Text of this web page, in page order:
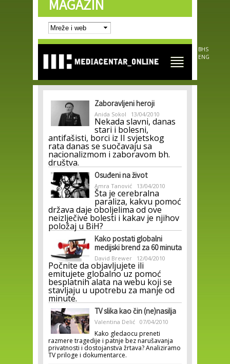
Skip to
main
content
MAGAZIN
BHS
ENG
Zaboravljeni heroji
Anida Sokol 13/04/2010
Nekada slavni, danas
stari i bolesni,
antifašisti, borci iz II svjetskog
rata danas se suočavaju sa
nacionalizmom i zaboravom bh.
društva.
Osuđeni na život
Amra Tanović 13/04/2010
Šta je cerebralna
paraliza, kakvu pomoć
država daje oboljelima od ove
neizlječive bolesti i kakav je njihov
položaj u BiH?
Kako postati globalni
medijski brend za 60 minuta
David Brewer 12/04/2010
Počnite da objavljujete ili
emitujete globalno uz pomoć
besplatnih alata na webu koji se
stavljaju u upotrebu za manje od
minute.
TV slika kao čin (ne)nasilja
Valentina Delić 07/04/2010
Kako gledaocu preneti
razmere tragedije i patnje bez narušavanja
privatnosti i dostojanstva žrtava? Analiziramo
TV priloge i dokumentarce.